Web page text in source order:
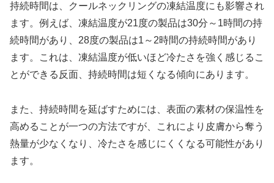
持続時間は、クールネックリングの凍結温度にも影響され
ます。例えば、凍結温度が21度の製品は30分～1時間の持
続時間があり、28度の製品は1～2時間の持続時間があり
ます。これは、凍結温度が低いほど冷たさを強く感じるこ
とができる反面、持続時間は短くなる傾向にあります。
また、持続時間を延ばすためには、表面の素材の保温性を
高めることが一つの方法ですが、これにより皮膚から奪う
熱量が少なくなり、冷たさを感じにくくなる可能性があり
ます。